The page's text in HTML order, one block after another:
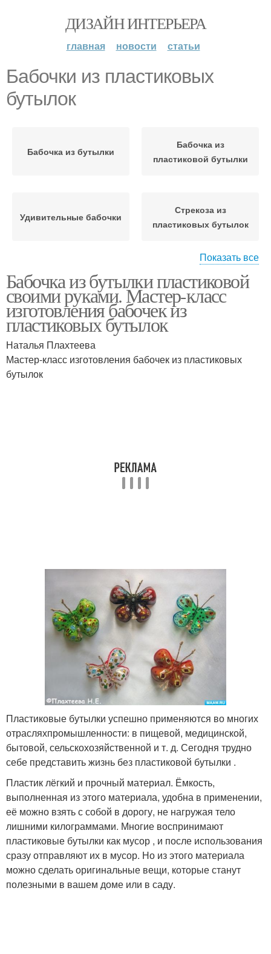
ДИЗАЙН ИНТЕРЬЕРА
главная новости статьи
Бабочки из пластиковых
бутылок
Бабочка из бутылки
Бабочка из
пластиковой бутылки
Удивительные бабочки
Стрекоза из
пластиковых бутылок
Цвета из пластиковых
бутылок
Бабочки из бутылок
Стрекоза из
пластиковой бутылки
Пчёлы из пластиковых
Показать все
Бабочка из бутылки пластиковой
своими руками. Мастер-класс
изготовления бабочек из
пластиковых бутылок
Наталья Плахтеева
Мастер-класс изготовления бабочек из пластиковых
бутылок
Пластиковые бутылки успешно применяются во многих
отрасляхпромышленности: в пищевой, медицинской,
бытовой, сельскохозяйственной и т. д. Сегодня трудно
себе представить жизнь без пластиковой бутылки .
Пластик лёгкий и прочный материал. Ёмкость,
выполненная из этого материала, удобна в применении,
её можно взять с собой в дорогу, не нагружая тело
лишними килограммами. Многие воспринимают
пластиковые бутылки как мусор , и после использования
сразу отправляют их в мусор. Но из этого материала
можно сделать оригинальные вещи, которые станут
полезными в вашем доме или в саду.